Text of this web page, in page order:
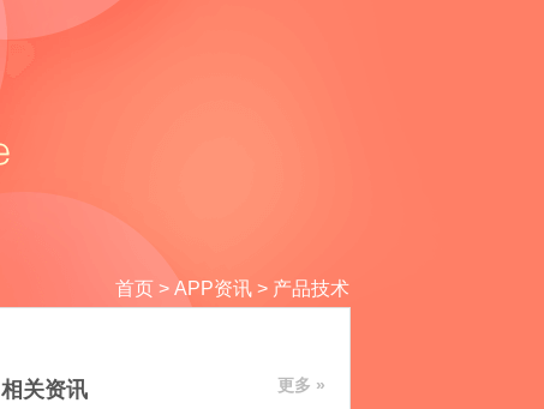
首页 > APP资讯 > 产品技术
相关资讯 更多 »